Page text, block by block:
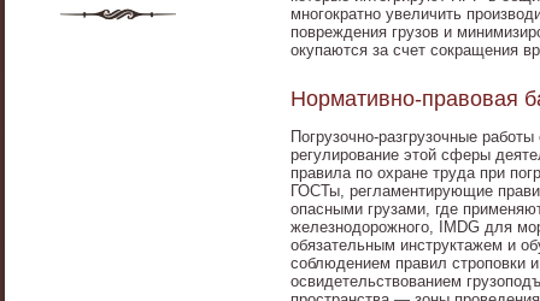
многократно увеличить
повреждения грузов и
окупаются за счет сокращения
Нормативно-правовая
Погрузочно-разгрузочные
регулирование этой сферы
правила по охране труда при
ГОСТы, регламентирующие
опасными грузами, где
железнодорожного, IMDG для
обязательным инструктажем и
соблюдением правил строповки
освидетельствованием